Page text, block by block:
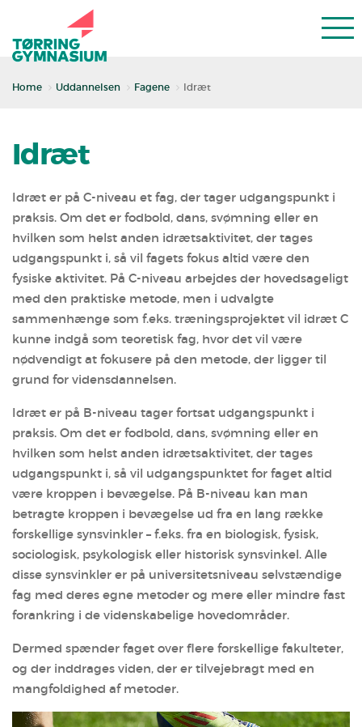
Home Uddannelsen Fagene Idræt
Idræt
Idræt er på C-­niveau et fag, der tager udgangspunkt i
praksis. Om det er fodbold, dans, svømning eller en
hvilken som helst anden idrætsaktivitet, der tages
udgangspunkt i, så vil fagets fokus altid være den
fysiske aktivitet. På C-­niveau arbejdes der hovedsageligt
med den praktiske metode, men i udvalgte
sammenhænge som f.eks. træningsprojektet vil idræt C
kunne indgå som teoretisk fag, hvor det vil være
nødvendigt at fokusere på den metode, der ligger til
grund for vidensdannelsen.
Idræt er på B-­niveau tager fortsat udgangspunkt i
praksis. Om det er fodbold, dans, svømning eller en
hvilken som helst anden idrætsaktivitet, der tages
udgangspunkt i, så vil udgangspunktet for faget altid
være kroppen i bevægelse. På B-­niveau kan man
betragte kroppen i bevægelse ud fra en lang række
forskellige synsvinkler – f.eks. fra en biologisk, fysisk,
sociologisk, psykologisk eller historisk synsvinkel. Alle
disse synsvinkler er på universitetsniveau selvstændige
fag med deres egne metoder og mere eller mindre fast
forankring i de videnskabelige hovedområder.
Dermed spænder faget over flere forskellige fakulteter,
og der inddrages viden, der er tilvejebragt med en
mangfoldighed af metoder.